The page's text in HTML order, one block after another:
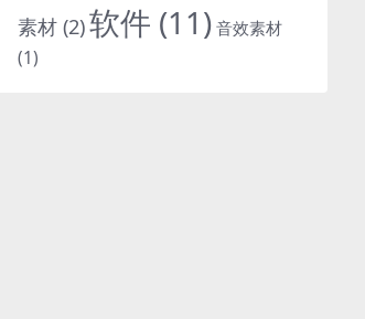
素材 (2)软件 (11)音效素材
(1)